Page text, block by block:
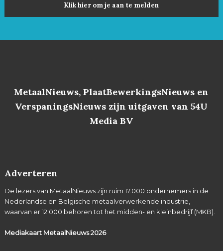
Klik hier om je aan te melden
MetaalNieuws, PlaatBewerkingsNieuws en
VerspaningsNieuws zijn uitgaven van 54U
Media BV
Adverteren
De lezers van MetaalNieuws zijn ruim 17.000 ondernemers in de
Nederlandse en Belgische metaalverwerkende industrie,
waarvan er 12.000 behoren tot het midden- en kleinbedrijf (MKB).
Mediakaart MetaalNieuws2026